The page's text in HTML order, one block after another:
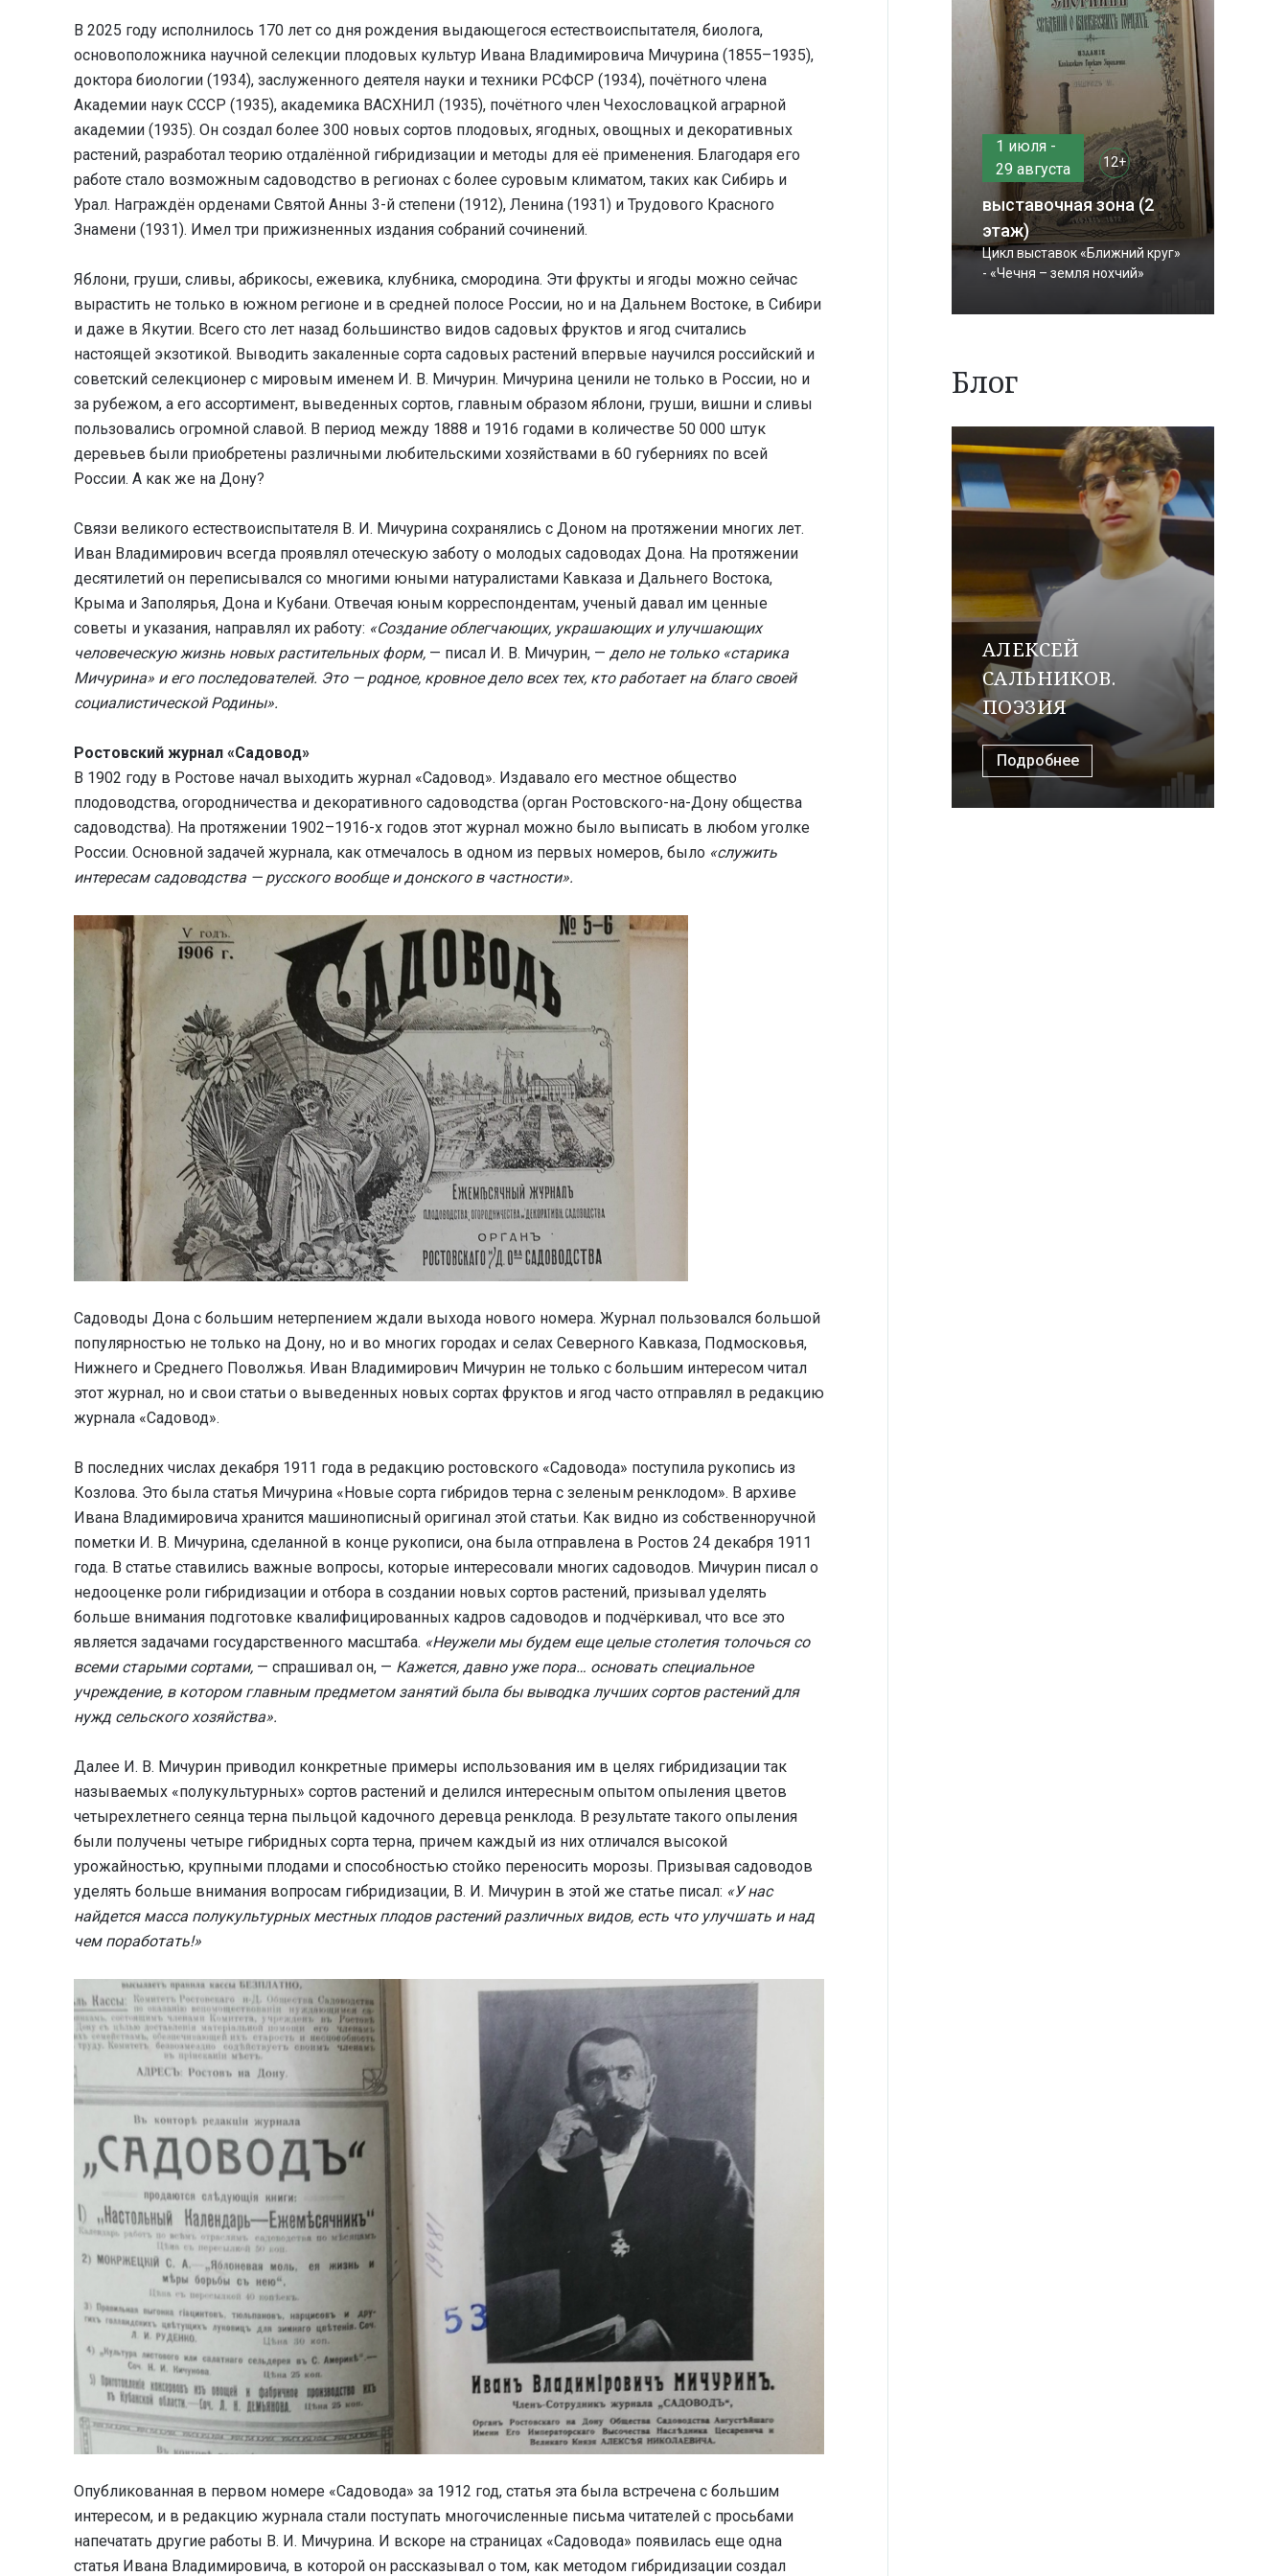
В 2025 году исполнилось 170 лет со дня рождения выдающегося естествоиспытателя, биолога,
основоположника научной селекции плодовых культур Ивана Владимировича Мичурина (1855–1935),
доктора биологии (1934), заслуженного деятеля науки и техники РСФСР (1934), почётного члена
Академии наук СССР (1935), академика ВАСХНИЛ (1935), почётного член Чехословацкой аграрной
академии (1935). Он создал более 300 новых сортов плодовых, ягодных, овощных и декоративных
растений, разработал теорию отдалённой гибридизации и методы для её применения. Благодаря его
работе стало возможным садоводство в регионах с более суровым климатом, таких как Сибирь и
Урал. Награждён орденами Святой Анны 3-й степени (1912), Ленина (1931) и Трудового Красного
Знамени (1931). Имел три прижизненных издания собраний сочинений.
Яблони, груши, сливы, абрикосы, ежевика, клубника, смородина. Эти фрукты и ягоды можно сейчас
вырастить не только в южном регионе и в средней полосе России, но и на Дальнем Востоке, в Сибири
и даже в Якутии. Всего сто лет назад большинство видов садовых фруктов и ягод считались
настоящей экзотикой. Выводить закаленные сорта садовых растений впервые научился российский и
советский селекционер с мировым именем И. В. Мичурин. Мичурина ценили не только в России, но и
за рубежом, а его ассортимент, выведенных сортов, главным образом яблони, груши, вишни и сливы
пользовались огромной славой. В период между 1888 и 1916 годами в количестве 50 000 штук
деревьев были приобретены различными любительскими хозяйствами в 60 губерниях по всей
России. А как же на Дону?
Связи великого естествоиспытателя В. И. Мичурина сохранялись с Доном на протяжении многих лет.
Иван Владимирович всегда проявлял отеческую заботу о молодых садоводах Дона. На протяжении
десятилетий он переписывался со многими юными натуралистами Кавказа и Дальнего Востока,
Крыма и Заполярья, Дона и Кубани. Отвечая юным корреспондентам, ученый давал им ценные
советы и указания, направлял их работу: «Создание облегчающих, украшающих и улучшающих
человеческую жизнь новых растительных форм, — писал И. В. Мичурин, — дело не только «старика
Мичурина» и его последователей. Это — родное, кровное дело всех тех, кто работает на благо своей
социалистической Родины».
Ростовский журнал «Садовод»
В 1902 году в Ростове начал выходить журнал «Садовод». Издавало его местное общество
плодоводства, огородничества и декоративного садоводства (орган Ростовского-на-Дону общества
садоводства). На протяжении 1902–1916-х годов этот журнал можно было выписать в любом уголке
России. Основной задачей журнала, как отмечалось в одном из первых номеров, было «служить
интересам садоводства — русского вообще и донского в частности».
Садоводы Дона с большим нетерпением ждали выхода нового номера. Журнал пользовался большой
популярностью не только на Дону, но и во многих городах и селах Северного Кавказа, Подмосковья,
Нижнего и Среднего Поволжья. Иван Владимирович Мичурин не только с большим интересом читал
этот журнал, но и свои статьи о выведенных новых сортах фруктов и ягод часто отправлял в редакцию
журнала «Садовод».
В последних числах декабря 1911 года в редакцию ростовского «Садовода» поступила рукопись из
Козлова. Это была статья Мичурина «Новые сорта гибридов терна с зеленым ренклодом». В архиве
Ивана Владимировича хранится машинописный оригинал этой статьи. Как видно из собственноручной
пометки И. В. Мичурина, сделанной в конце рукописи, она была отправлена в Ростов 24 декабря 1911
года. В статье ставились важные вопросы, которые интересовали многих садоводов. Мичурин писал о
недооценке роли гибридизации и отбора в создании новых сортов растений, призывал уделять
больше внимания подготовке квалифицированных кадров садоводов и подчёркивал, что все это
является задачами государственного масштаба. «Неужели мы будем еще целые столетия толочься со
всеми старыми сортами, — спрашивал он, — Кажется, давно уже пора… основать специальное
учреждение, в котором главным предметом занятий была бы выводка лучших сортов растений для
нужд сельского хозяйства».
Далее И. В. Мичурин приводил конкретные примеры использования им в целях гибридизации так
называемых «полукультурных» сортов растений и делился интересным опытом опыления цветов
четырехлетнего сеянца терна пыльцой кадочного деревца ренклода. В результате такого опыления
были получены четыре гибридных сорта терна, причем каждый из них отличался высокой
урожайностью, крупными плодами и способностью стойко переносить морозы. Призывая садоводов
уделять больше внимания вопросам гибридизации, В. И. Мичурин в этой же статье писал: «У нас
найдется масса полукультурных местных плодов растений различных видов, есть что улучшать и над
чем поработать!»
Опубликованная в первом номере «Садовода» за 1912 год, статья эта была встречена с большим
интересом, и в редакцию журнала стали поступать многочисленные письма читателей с просьбами
напечатать другие работы В. И. Мичурина. И вскоре на страницах «Садовода» появилась еще одна
статья Ивана Владимировича, в которой он рассказывал о том, как методом гибридизации создал
1 июля -
29 августа
12+
выставочная зона (2
этаж)
Цикл выставок «Ближний круг»
- «Чечня – земля нохчий»
Блог
АЛЕКСЕЙ
САЛЬНИКОВ.
ПОЭЗИЯ
Подробнее